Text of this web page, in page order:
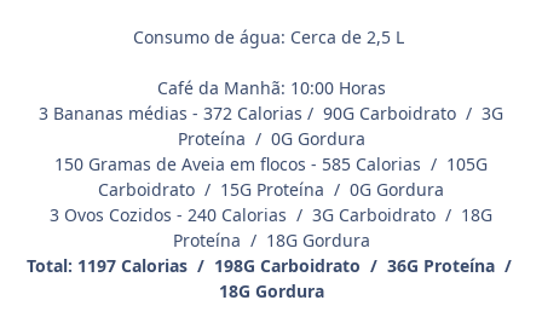
Consumo de água: Cerca de 2,5 L
Café da Manhã: 10:00 Horas
3 Bananas médias - 372 Calorias / 90G Carboidrato / 3G
Proteína / 0G Gordura
150 Gramas de Aveia em flocos - 585 Calorias / 105G
Carboidrato / 15G Proteína / 0G Gordura
3 Ovos Cozidos - 240 Calorias / 3G Carboidrato / 18G
Proteína / 18G Gordura
Total: 1197 Calorias / 198G Carboidrato / 36G Proteína /
18G Gordura